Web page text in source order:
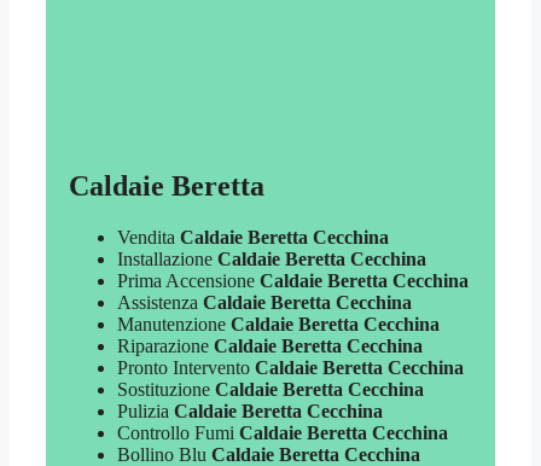
Caldaie Beretta
Vendita Caldaie Beretta Cecchina
Installazione Caldaie Beretta Cecchina
Prima Accensione Caldaie Beretta Cecchina
Assistenza Caldaie Beretta Cecchina
Manutenzione Caldaie Beretta Cecchina
Riparazione Caldaie Beretta Cecchina
Pronto Intervento Caldaie Beretta Cecchina
Sostituzione Caldaie Beretta Cecchina
Pulizia Caldaie Beretta Cecchina
Controllo Fumi Caldaie Beretta Cecchina
Bollino Blu Caldaie Beretta Cecchina